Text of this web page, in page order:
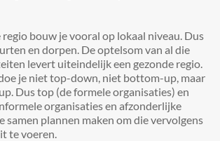
regio bouw je vooral op lokaal niveau. Dus
en dorpen. De optelsom van al die
levert uiteindelijk een gezonde regio.
je niet top-down, niet bottom-up, maar
Dus top (de formele organisaties) en
organisaties en afzonderlijke
samen plannen maken om die vervolgens
te voeren.